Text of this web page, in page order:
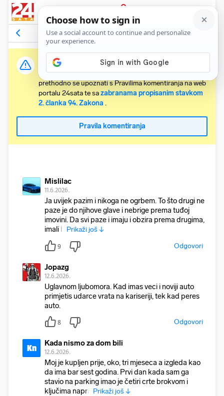
PRIJAVA
Komentari25 Relevantni
Važna obavijest:
Svaki korisnik koji želi komentirati članke obvezan je
prethodno se upoznati s Pravilima komentiranja na web
portalu 24sata te sazabranama propisanim stavkom
2. članka 94. Zakona .
Pravila komentiranja
Mislilac
11.6.2026.
Ja uvijek pazim i nikoga ne ogrbem. To što drugi ne
paze je do njihove glave i nebrige prema tuđoj
imovini. Da svi paze i imaju i obzira prema drugima,
imali b Prikaži još ↓
9 Odgovori
Jopazg
12.6.2026.
Uglavnom ljubomora. Kad imas veci i noviji auto
primjetis udarce vrata na kariseriji, tek kad peres
auto.
8 Odgovori
Kn Kada nismo za dom bili
12.6.2026.
Moj je kupljen prije, oko, tri mjeseca a izgleda kao
da ima bar sest godina. Prvi dan kada sam ga
stavio na parking imao je četiri crte brokvom i
ključima napra Prikaži još ↓